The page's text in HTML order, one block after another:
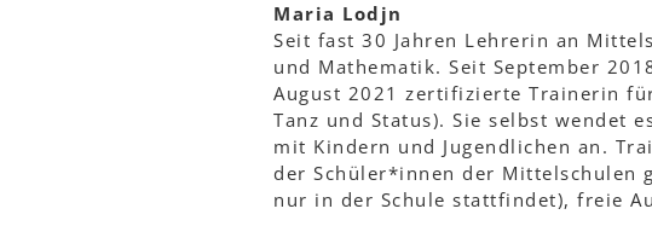
Maria Lodjn
Seit fast 30 Jahren Lehrerin an
und Mathematik. Seit September
August 2021 zertifizierte Trainerin
Tanz und Status). Sie selbst wendet
mit Kindern und Jugendlichen an.
der Schüler*innen der Mittelschulen
nur in der Schule stattfindet), freie